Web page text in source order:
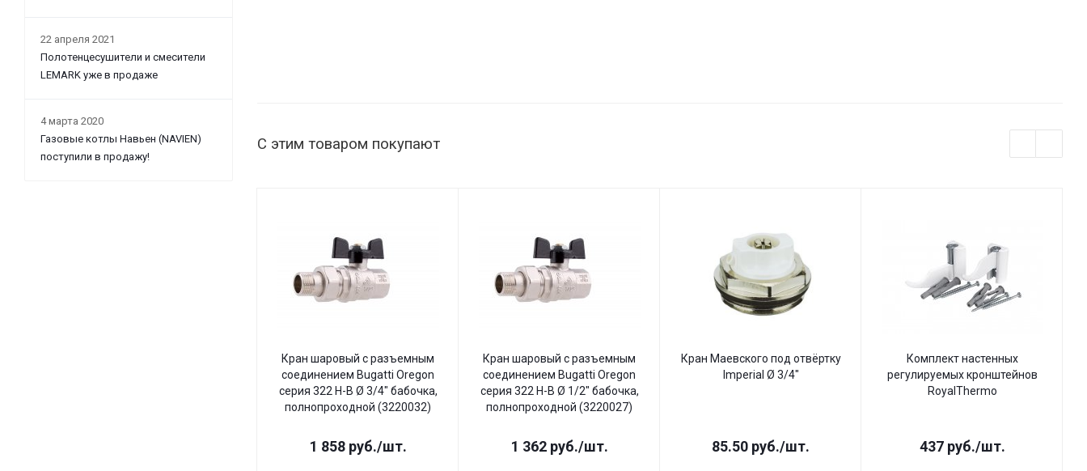
С этим товаром покупают
Кран шаровый с разъемным
соединением Bugatti Oregon
серия 322 Н-В Ø 3/4" бабочка,
полнопроходной (3220032)
1 858руб./шт.
Кран шаровый с разъемным
соединением Bugatti Oregon
серия 322 Н-В Ø 1/2" бабочка,
полнопроходной (3220027)
1 362руб./шт.
Кран Маевского под отвёртку
Imperial Ø 3/4"
85.50 руб./шт.
Комплект настенных
регулируемых кронштейнов
RoyalThermo
437руб./шт.
22 апреля 2021
Полотенцесушители и смесители
LEMARK уже в продаже
4 марта 2020
Газовые котлы Навьен (NAVIEN)
поступили в продажу!